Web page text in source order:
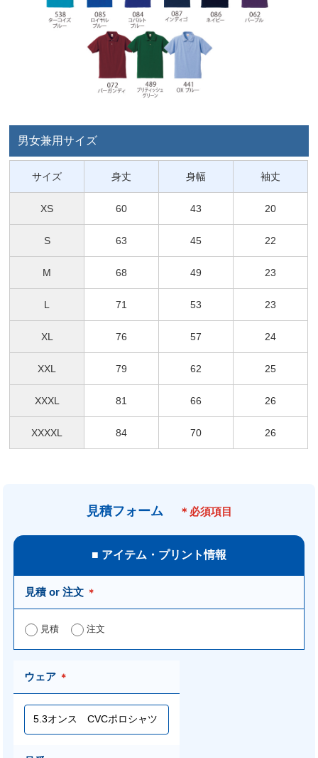
男女兼用サイズ
サイズ 身丈 身幅 袖丈
XS 60 43 20
S 63 45 22
M 68 49 23
L 71 53 23
XL 76 57 24
XXL 79 62 25
XXXL 81 66 26
XXXXL 84 70 26
見積フォーム ＊必須項目
■ アイテム・プリント情報
見積 or 注文 ＊
見積 注文
ウェア ＊